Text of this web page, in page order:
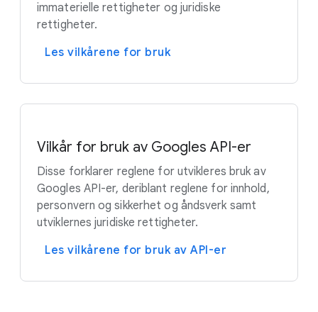
immaterielle rettigheter og juridiske
rettigheter.
Les vilkårene for bruk
Vilkår for bruk av Googles API-er
Disse forklarer reglene for utvikleres bruk av
Googles API-er, deriblant reglene for innhold,
personvern og sikkerhet og åndsverk samt
utviklernes juridiske rettigheter.
Les vilkårene for bruk av API-er